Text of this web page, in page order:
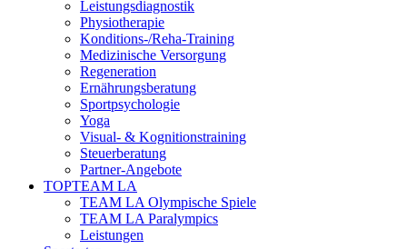
Leistungsdiagnostik
Physiotherapie
Konditions-/Reha-Training
Medizinische Versorgung
Regeneration
Ernährungsberatung
Sportpsychologie
Yoga
Visual- & Kognitionstraining
Steuerberatung
Partner-Angebote
TOPTEAM LA
TEAM LA Olympische Spiele
TEAM LA Paralympics
Leistungen